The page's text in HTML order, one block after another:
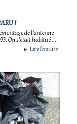
!
de l'antenne
On s'était habitué ....
► Lire la suite